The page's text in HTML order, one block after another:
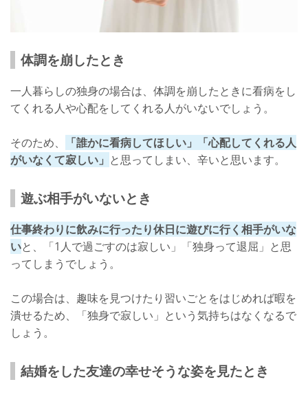
体調を崩したとき
一人暮らしの独身の場合は、体調を崩したときに看病をし
てくれる人や心配をしてくれる人がいないでしょう。
そのため、
「誰かに看病してほしい」「心配してくれる人
がいなくて寂しい」 と思ってしまい、辛いと思います。
遊ぶ相手がいないとき
仕事終わりに飲みに行ったり休日に遊びに行く相手がいな
いと、「1人で過ごすのは寂しい」「独身って退屈」と思
ってしまうでしょう。
この場合は、趣味を見つけたり習いごとをはじめれば暇を
潰せるため、「独身で寂しい」という気持ちはなくなるで
しょう。
結婚をした友達の幸せそうな姿を見たとき